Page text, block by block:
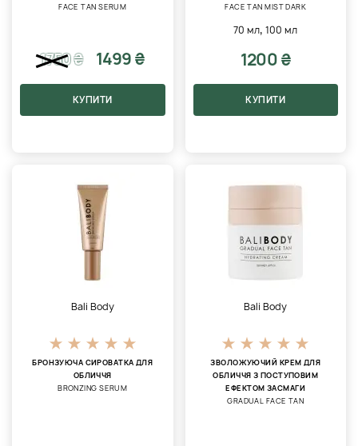
FACE TAN SERUM
1750₴ 1499 ₴
КУПИТИ
FACE TAN MIST DARK
70 мл,100 мл
1200 ₴
КУПИТИ
Bali Body
БРОНЗУЮЧА СИРОВАТКА ДЛЯ
ОБЛИЧЧЯ
BRONZING SERUM
Bali Body
ЗВОЛОЖУЮЧИЙ КРЕМ ДЛЯ
ОБЛИЧЧЯ З ПОСТУПОВИМ
ЕФЕКТОМ ЗАСМАГИ
GRADUAL FACE TAN